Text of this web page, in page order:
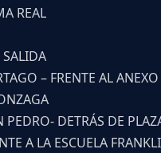
REAL
– FRENTE AL
DETRÁS DE
A LA ESCUELA